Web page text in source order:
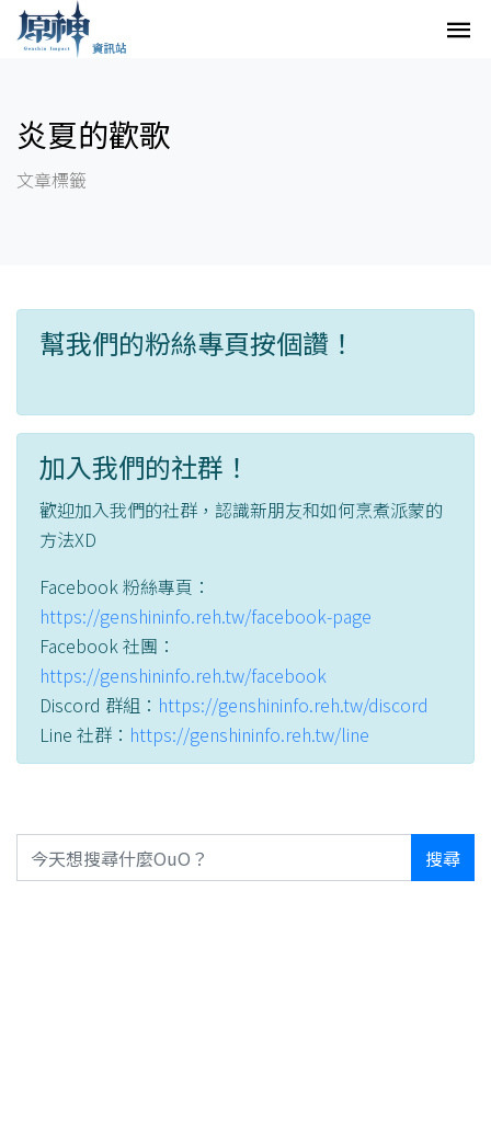
炎夏的歡歌
文章標籤
幫我們的粉絲專頁按個讚！
加入我們的社群！
歡迎加入我們的社群，認識新朋友和如何烹煮派蒙的
方法XD
Facebook 粉絲專頁：
https://genshininfo.reh.tw/facebook-page
Facebook 社團：
https://genshininfo.reh.tw/facebook
Discord 群組： https://genshininfo.reh.tw/discord
Line 社群： https://genshininfo.reh.tw/line
搜尋